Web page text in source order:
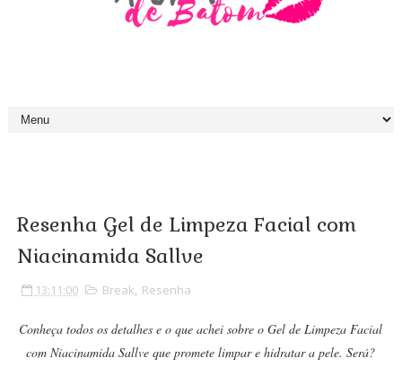
Resenha Gel de Limpeza Facial com
Niacinamida Sallve
13:11:00 Break, Resenha
Conheça todos os detalhes e o que achei sobre o Gel de Limpeza Facial
com Niacinamida Sallve que promete limpar e hidratar a pele. Será?